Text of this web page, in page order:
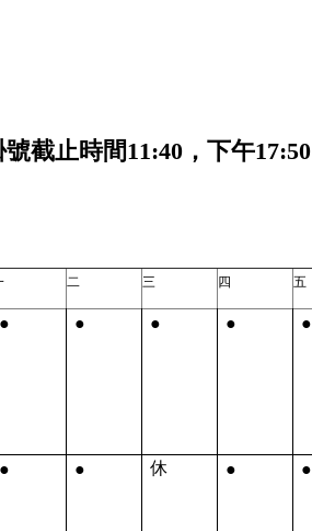
截止時間11:40，下午17:50
二 三 四 五
● ● ● ● ●
● ● 休 ● ●